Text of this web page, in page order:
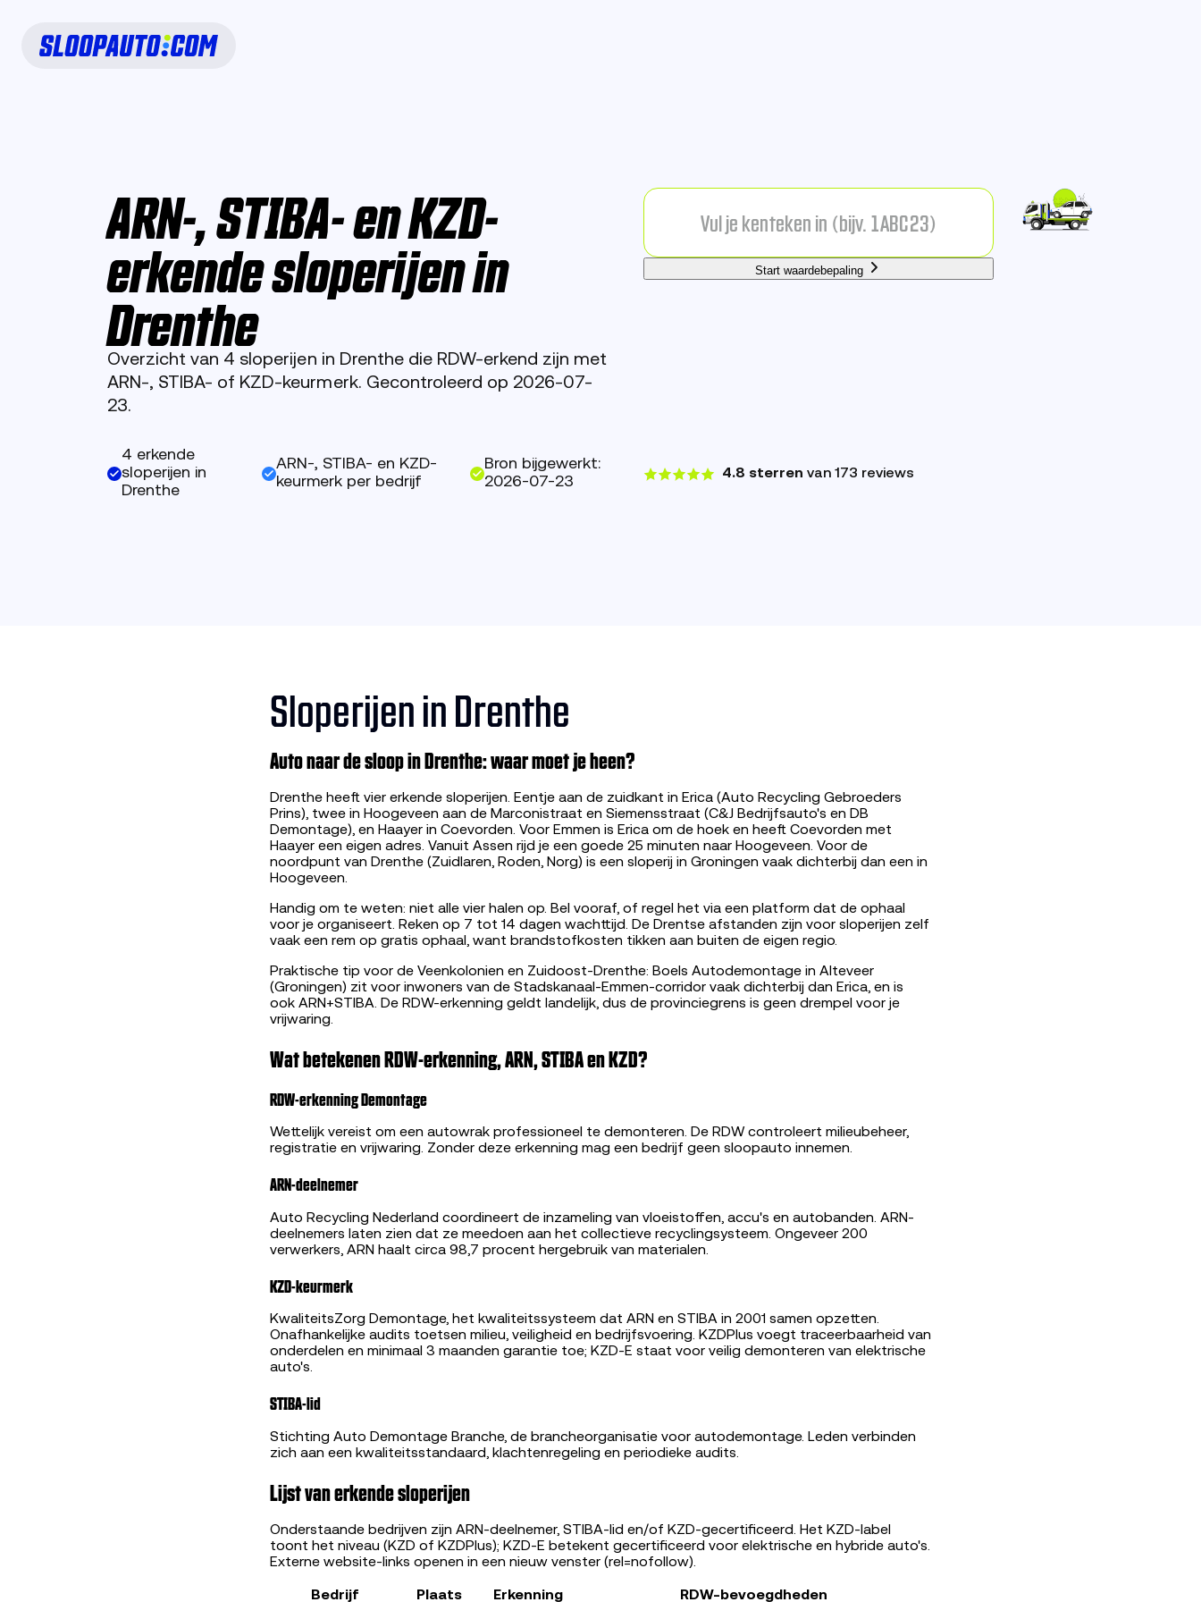
ARN-, STIBA- en KZD-
erkende sloperijen in
Drenthe
Overzicht van 4 sloperijen in Drenthe die RDW-erkend zijn met
ARN-, STIBA- of KZD-keurmerk. Gecontroleerd op 2026-07-
23.
Start waardebepaling
4 erkende
sloperijen in
Drenthe
ARN-, STIBA- en KZD-
keurmerk per bedrijf
Bron bijgewerkt:
2026-07-23
4.8 sterren van 173 reviews
Sloperijen in Drenthe
Auto naar de sloop in Drenthe: waar moet je heen?
Drenthe heeft vier erkende sloperijen. Eentje aan de zuidkant in Erica (Auto Recycling Gebroeders
Prins), twee in Hoogeveen aan de Marconistraat en Siemensstraat (C&J Bedrijfsauto's en DB
Demontage), en Haayer in Coevorden. Voor Emmen is Erica om de hoek en heeft Coevorden met
Haayer een eigen adres. Vanuit Assen rijd je een goede 25 minuten naar Hoogeveen. Voor de
noordpunt van Drenthe (Zuidlaren, Roden, Norg) is een sloperij in Groningen vaak dichterbij dan een in
Hoogeveen.
Handig om te weten: niet alle vier halen op. Bel vooraf, of regel het via een platform dat de ophaal
voor je organiseert. Reken op 7 tot 14 dagen wachttijd. De Drentse afstanden zijn voor sloperijen zelf
vaak een rem op gratis ophaal, want brandstofkosten tikken aan buiten de eigen regio.
Praktische tip voor de Veenkolonien en Zuidoost-Drenthe: Boels Autodemontage in Alteveer
(Groningen) zit voor inwoners van de Stadskanaal-Emmen-corridor vaak dichterbij dan Erica, en is
ook ARN+STIBA. De RDW-erkenning geldt landelijk, dus de provinciegrens is geen drempel voor je
vrijwaring.
Wat betekenen RDW-erkenning, ARN, STIBA en KZD?
RDW-erkenning Demontage
Wettelijk vereist om een autowrak professioneel te demonteren. De RDW controleert milieubeheer,
registratie en vrijwaring. Zonder deze erkenning mag een bedrijf geen sloopauto innemen.
ARN-deelnemer
Auto Recycling Nederland coordineert de inzameling van vloeistoffen, accu's en autobanden. ARN-
deelnemers laten zien dat ze meedoen aan het collectieve recyclingsysteem. Ongeveer 200
verwerkers, ARN haalt circa 98,7 procent hergebruik van materialen.
KZD-keurmerk
KwaliteitsZorg Demontage, het kwaliteitssysteem dat ARN en STIBA in 2001 samen opzetten.
Onafhankelijke audits toetsen milieu, veiligheid en bedrijfsvoering. KZDPlus voegt traceerbaarheid van
onderdelen en minimaal 3 maanden garantie toe; KZD-E staat voor veilig demonteren van elektrische
auto's.
STIBA-lid
Stichting Auto Demontage Branche, de brancheorganisatie voor autodemontage. Leden verbinden
zich aan een kwaliteitsstandaard, klachtenregeling en periodieke audits.
Lijst van erkende sloperijen
Onderstaande bedrijven zijn ARN-deelnemer, STIBA-lid en/of KZD-gecertificeerd. Het KZD-label
toont het niveau (KZD of KZDPlus); KZD-E betekent gecertificeerd voor elektrische en hybride auto's.
Externe website-links openen in een nieuw venster (rel=nofollow).
Bedrijf Plaats Erkenning RDW-bevoegdheden